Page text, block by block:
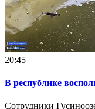
20:45
В республике
Сотрудники